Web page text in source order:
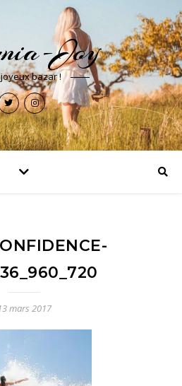
Joy
bazar !
mars 2017